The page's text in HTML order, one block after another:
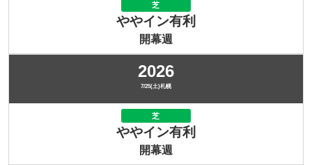
芝
ややイン有利
開幕週
2026
7/25(土)札幌
芝
ややイン有利
開幕週